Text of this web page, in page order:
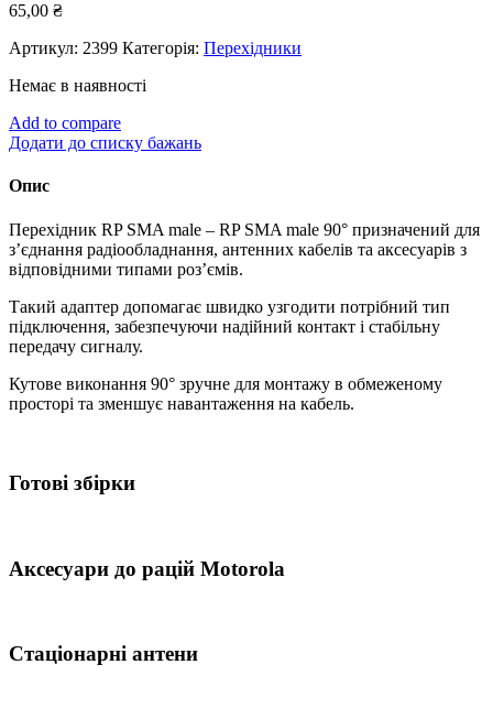
65,00 ₴
Артикул: 2399 Категорія: Перехідники
Немає в наявності
Add to compare
Додати до списку бажань
Опис
Перехідник RP SMA male – RP SMA male 90° призначений для
з’єднання радіообладнання, антенних кабелів та аксесуарів з
відповідними типами роз’ємів.
Такий адаптер допомагає швидко узгодити потрібний тип
підключення, забезпечуючи надійний контакт і стабільну
передачу сигналу.
Кутове виконання 90° зручне для монтажу в обмеженому
просторі та зменшує навантаження на кабель.
Готові збірки
Аксесуари до рацій Motorola
Стаціонарні антени